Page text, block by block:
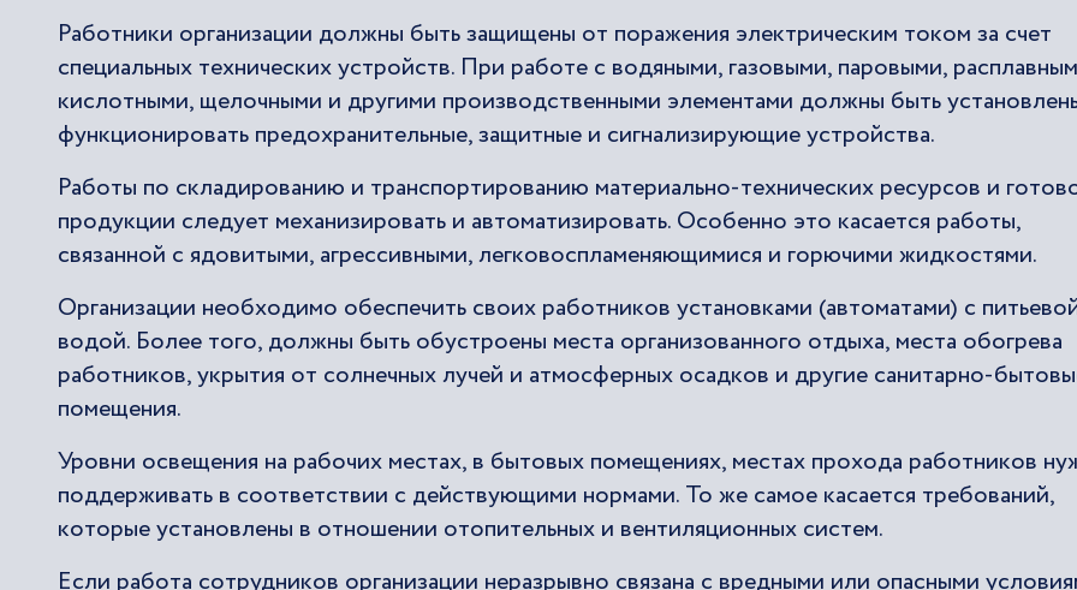
Работники организации должны быть защищены от поражения электрическим током за счет
специальных технических устройств. При работе с водяными, газовыми, паровыми,
кислотными, щелочными и другими производственными элементами должны быть
функционировать предохранительные, защитные и сигнализирующие устройства.
Работы по складированию и транспортированию материально-технических ресурсов и
продукции следует механизировать и автоматизировать. Особенно это касается работы,
связанной с ядовитыми, агрессивными, легковоспламеняющимися и горючими жидкостями.
Организации необходимо обеспечить своих работников установками (автоматами) с
водой. Более того, должны быть обустроены места организованного отдыха, места обогрева
работников, укрытия от солнечных лучей и атмосферных осадков и другие санитарно-
помещения.
Уровни освещения на рабочих местах, в бытовых помещениях, местах прохода работников
поддерживать в соответствии с действующими нормами. То же самое касается требований,
которые установлены в отношении отопительных и вентиляционных систем.
Если работа сотрудников организации неразрывно связана с вредными или опасными